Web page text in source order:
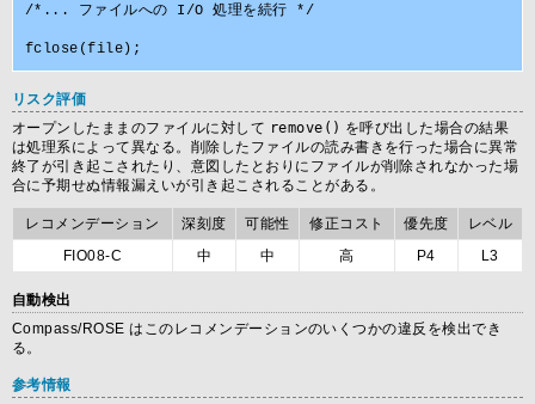
/*... ファイルへの I/O 処理を続行 */
リスク評価
オープンしたままのファイルに対して remove() を呼び出した場合の結果
は処理系によって異なる。削除したファイルの読み書きを行った場合に異常
終了が引き起こされたり、意図したとおりにファイルが削除されなかった場
合に予期せぬ情報漏えいが引き起こされることがある。
レコメンデーション 深刻度 可能性 修正コスト 優先度
レベル
FIO08-C
中 中 高 P4 L3
自動検出
Compass/ROSE はこのレコメンデーションのいくつかの違反を検出でき
る。
参考情報